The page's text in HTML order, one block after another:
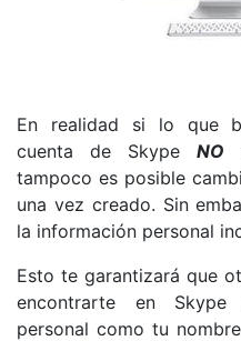
En realidad si lo que
cuenta de SkypeNO
tampoco es posible
una vez creado. Sin
la información personal
Esto te garantizará que
encontrarte en Skype
personal como tu